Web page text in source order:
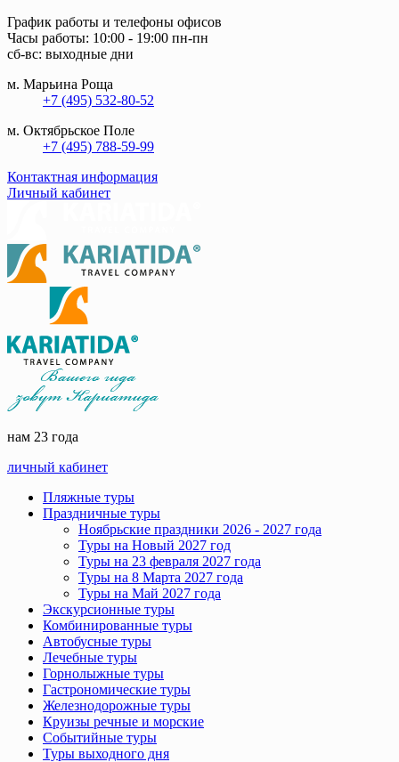
График работы и телефоны офисов
Часы работы: 10:00 - 19:00 пн-пн
сб-вс: выходные дни
м. Марьина Роща
+7 (495) 532-80-52
м. Октябрьское Поле
+7 (495) 788-59-99
Контактная информация
Личный кабинет
нам 23 года
личный кабинет
Пляжные туры
Праздничные туры
Ноябрьские праздники 2026 - 2027 года
Туры на Новый 2027 год
Туры на 23 февраля 2027 года
Туры на 8 Марта 2027 года
Туры на Май 2027 года
Экскурсионные туры
Комбинированные туры
Автобусные туры
Лечебные туры
Горнолыжные туры
Гастрономические туры
Железнодорожные туры
Круизы речные и морские
Событийные туры
Туры выходного дня